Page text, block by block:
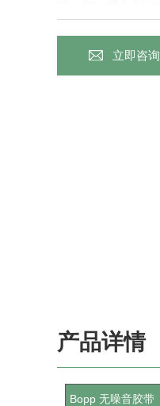
立即咨询
产品详情
Bopp 无噪音胶带